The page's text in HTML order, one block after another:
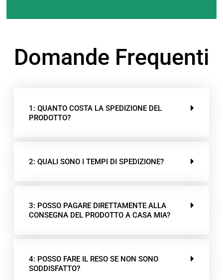
Domande Frequenti
1: QUANTO COSTA LA SPEDIZIONE DEL
PRODOTTO?
2: QUALI SONO I TEMPI DI SPEDIZIONE?
3: POSSO PAGARE DIRETTAMENTE ALLA
CONSEGNA DEL PRODOTTO A CASA MIA?
4: POSSO FARE IL RESO SE NON SONO
SODDISFATTO?